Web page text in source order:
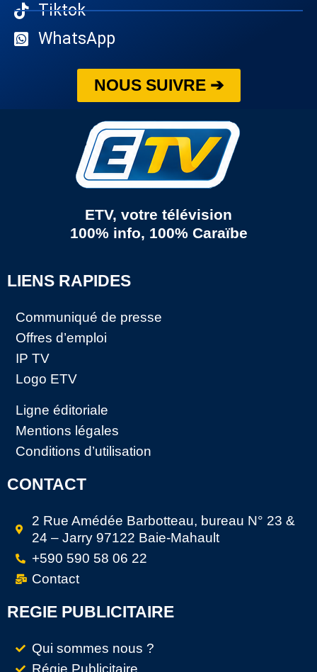
Tiktok
WhatsApp
NOUS SUIVRE ➔
ETV, votre télévision
100% info, 100% Caraïbe
LIENS RAPIDES
Communiqué de presse
Offres d’emploi
IP TV
Logo ETV
Ligne éditoriale
Mentions légales
Conditions d’utilisation
CONTACT
2 Rue Amédée Barbotteau, bureau N° 23 &
24 – Jarry 97122 Baie-Mahault
+590 590 58 06 22
Contact
REGIE PUBLICITAIRE
Qui sommes nous ?
Régie Publicitaire